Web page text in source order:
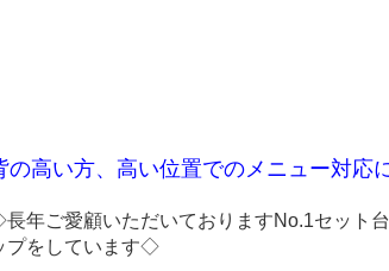
の高い方、高い位置でのメニュー対応
年ご愛顧いただいておりますNo.1セット
プをしています◇